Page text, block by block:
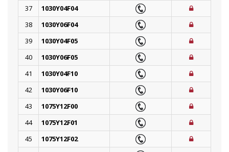
37
1030Y04F04
38
1030Y06F04
39
1030Y04F05
40
1030Y06F05
41
1030Y04F10
42
1030Y06F10
43
1075Y12F00
44
1075Y12F01
45
1075Y12F02